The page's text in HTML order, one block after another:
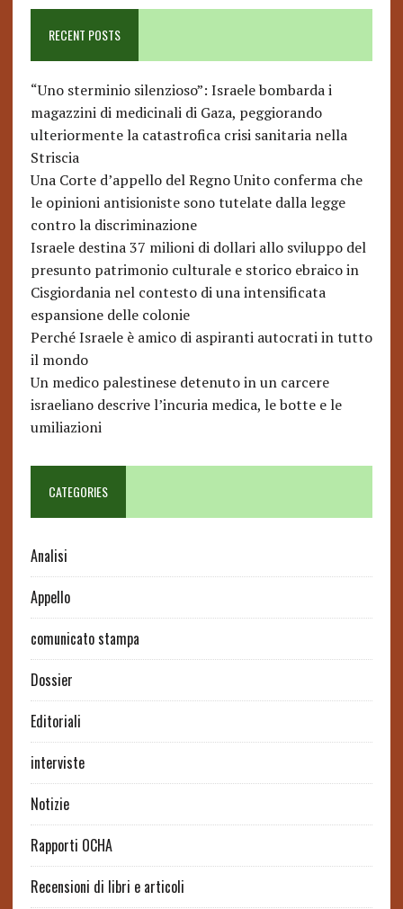
RECENT POSTS
“Uno sterminio silenzioso”: Israele bombarda i
magazzini di medicinali di Gaza, peggiorando
ulteriormente la catastrofica crisi sanitaria nella
Striscia
Una Corte d’appello del Regno Unito conferma che
le opinioni antisioniste sono tutelate dalla legge
contro la discriminazione
Israele destina 37 milioni di dollari allo sviluppo del
presunto patrimonio culturale e storico ebraico in
Cisgiordania nel contesto di una intensificata
espansione delle colonie
Perché Israele è amico di aspiranti autocrati in tutto
il mondo
Un medico palestinese detenuto in un carcere
israeliano descrive l’incuria medica, le botte e le
umiliazioni
CATEGORIES
Analisi
Appello
comunicato stampa
Dossier
Editoriali
interviste
Notizie
Rapporti OCHA
Recensioni di libri e articoli